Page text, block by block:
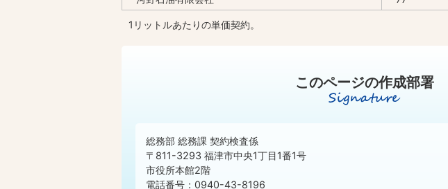
1リットルあたりの単価契約。
このページの作成部署
総務部 総務課 契約検査係
〒811-3293 福津市中央1丁目1番1号
市役所本館2階
電話番号：0940-43-8196